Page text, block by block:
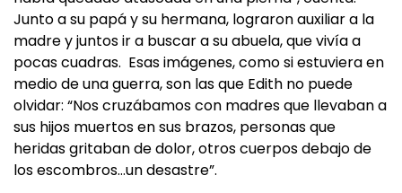
Junto a su papá y su hermana, lograron auxiliar a la
madre y juntos ir a buscar a su abuela, que vivía a
pocas cuadras. Esas imágenes, como si estuviera en
medio de una guerra, son las que Edith no puede
olvidar: “Nos cruzábamos con madres que llevaban a
sus hijos muertos en sus brazos, personas que
heridas gritaban de dolor, otros cuerpos debajo de
los escombros…un desastre”.